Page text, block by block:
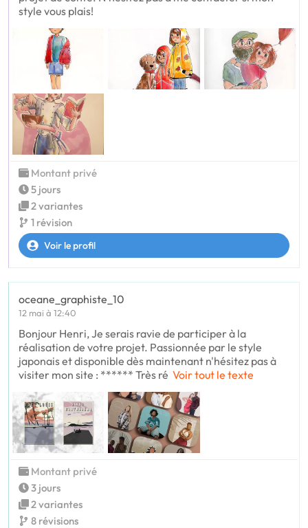
style vous plais!
Montant privé
5 jours
2 variantes
1 révision
Voir le profil
oceane_graphiste_10
12 mai à 12:40
Bonjour Henri, Je serais ravie de participer à la
réalisation de votre projet. Passionnée par le style
japonais et disponible dès maintenant n'hésitez pas à
visiter mon site : ****** Très ré Voir tout le texte
Montant privé
3 jours
2 variantes
8 révisions